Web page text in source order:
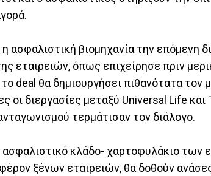
βιομηχανία την επόμενη
όπως επιχείρησε πριν
deal θα δημιουργήσει πιθανότατα τον
οι διεργασίες μεταξύ Universal Life και
τερμάτισαν τον διάλογο.
κλάδο- χαρτοφυλάκιο των
ξένων εταιρειών, θα δοθούν